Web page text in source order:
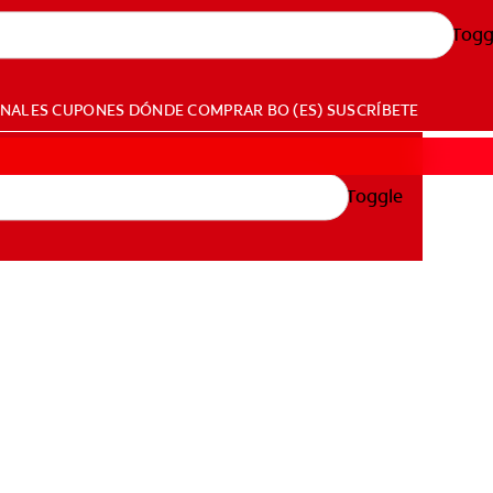
CUPONES DÓNDE COMPRAR BO (ES) SUSCRÍBETE
Toggle